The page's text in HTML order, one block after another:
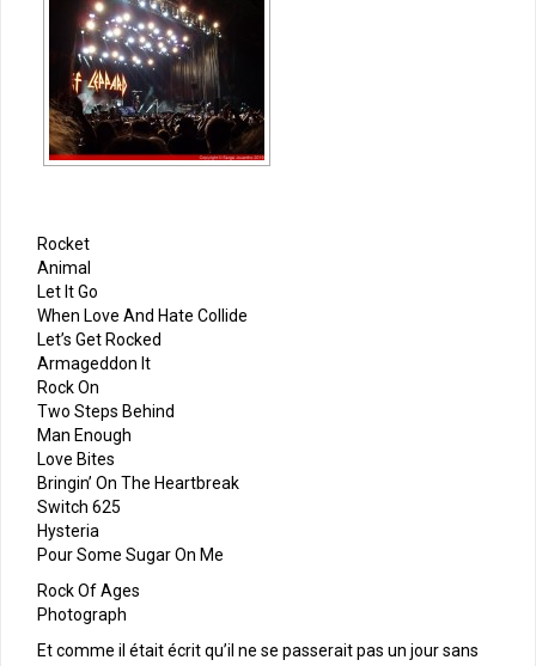
Rocket
Animal
Let It Go
When Love And Hate Collide
Let’s Get Rocked
Armageddon It
Rock On
Two Steps Behind
Man Enough
Love Bites
Bringin’ On The Heartbreak
Switch 625
Hysteria
Pour Some Sugar On Me
Rock Of Ages
Photograph
Et comme il était écrit qu’il ne se passerait pas un jour sans